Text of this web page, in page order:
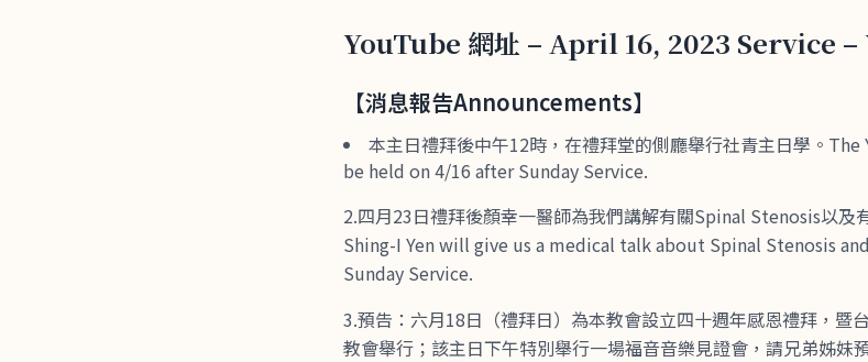
YouTube 網址 – April 16, 2023 Service –
【消息報告Announcements】
本主日禮拜後中午12時，在禮拜堂的側廳舉行社青主日學。
be held on 4/16 after Sunday Service.
2.四月23日禮拜後顏幸一醫師為我們講解有關Spinal Stenosis以及
Shing-I Yen will give us a medical talk about Spinal Stenosis
Sunday Service.
3.預告：六月18日（禮拜日）為本教會設立四十週年感恩禮拜，暨
教會舉行；該主日下午特別舉行一場福音音樂見證會，請兄弟姊妹